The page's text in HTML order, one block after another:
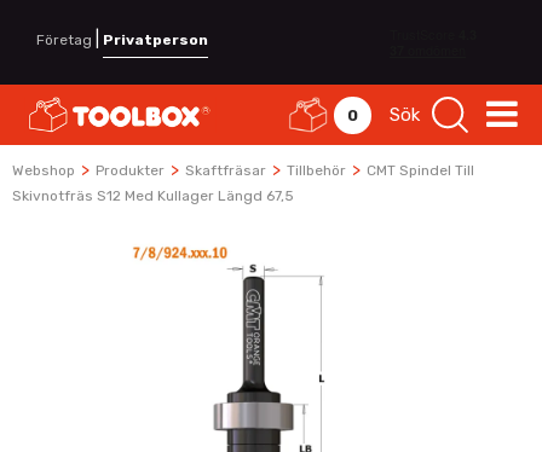
Företag Privatperson
0 Sök
Webshop > Produkter > Skaftfräsar > Tillbehör > CMT Spindel Till
Skivnotfräs S12 Med Kullager Längd 67,5